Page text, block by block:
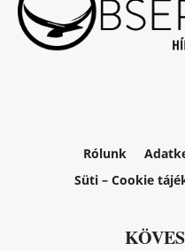
Rólunk
Süti – Cookie